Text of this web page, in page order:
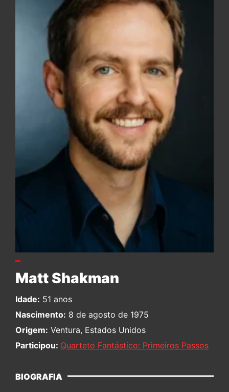
Matt Shakman
Idade: 51 anos
Nascimento: 8 de agosto de 1975
Origem: Ventura, Estados Unidos
Participou: Quarteto Fantástico: Primeiros Passos
BIOGRAFIA